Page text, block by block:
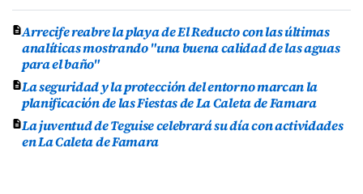
Arrecife reabre la playa de El Reducto con las últimas
analíticas mostrando "una buena calidad de las aguas
para el baño"
La seguridad y la protección del entorno marcan la
planificación de las Fiestas de La Caleta de Famara
La juventud de Teguise celebrará su día con actividades
en La Caleta de Famara